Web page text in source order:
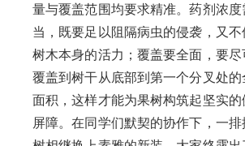
量与覆盖范围均要求精准。药剂浓度
当，既要足以阻隔病虫的侵袭，又不
树木本身的活力；覆盖要全面，要尽
覆盖到树干从底部到第一个分叉处的
面积，这样才能为果树构筑起坚实的
屏障。在同学们默契的协作下，一排